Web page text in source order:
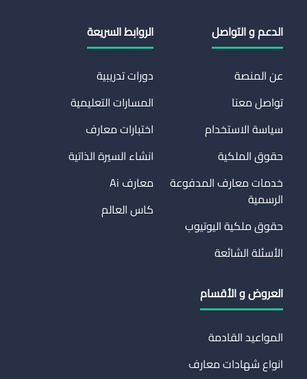
الدعم و التواصل
عن المنصة
تواصل معنا
سياسة الاستخدام
حقوق الملكية
خدمات معارف المدفوعة
الرسمية
حقوق ملكية اليوتيوب
الأسئلة الشائعة
الروابط السريعة
دورات تدريبية
المسارات التعليمية
اختبارات معارف
انشاء السيرة الذاتية
معارف Ai
كاس العالم
العروض و الأقسام
المواعيد القادمة
انواع شهادات معارف